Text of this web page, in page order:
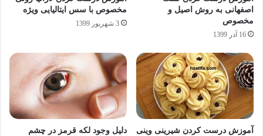
اصفهانی به روش اصیل و
مخصوص
16 آذر 1399
مخصوص با سس ایتالیایی ویژه
3 شهریور 1399
آموزش درست کردن شیرینی وینی
دلیل وجود لکه قرمز در چشم